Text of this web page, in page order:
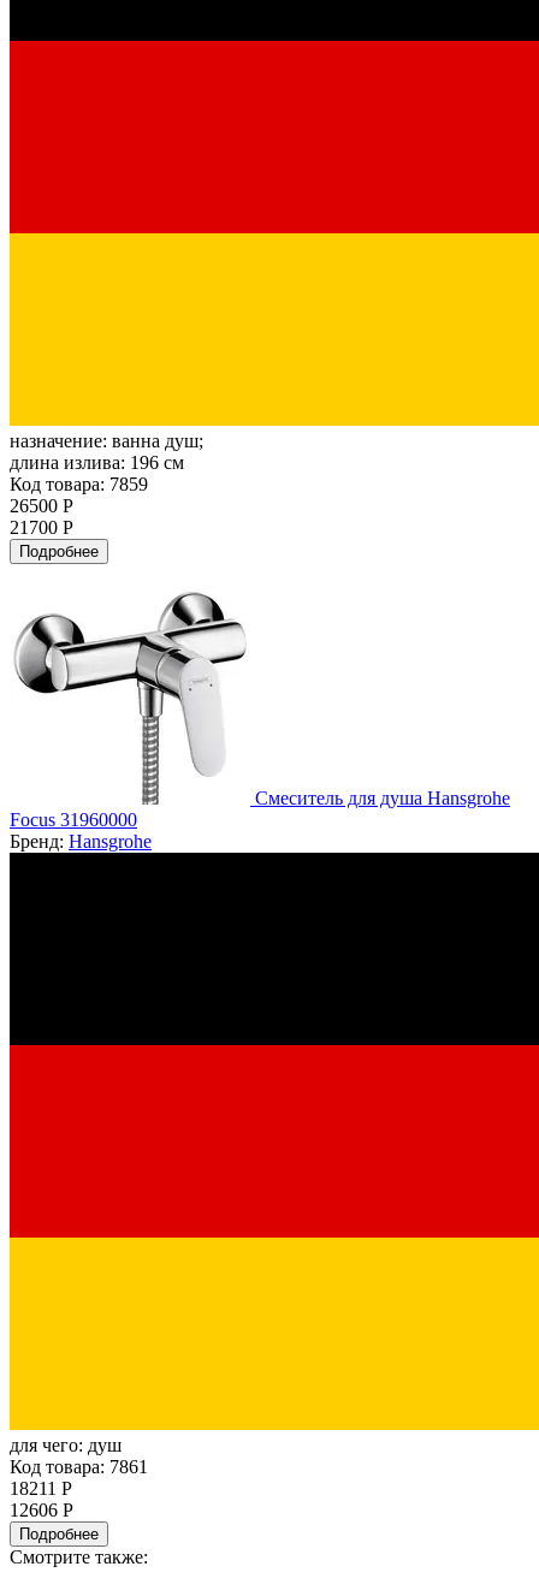
назначение: ванна душ;
длина излива: 196 см
Код товара: 7859
26500 Р
21700 Р
Подробнее
Смеситель для душа Hansgrohe
Focus 31960000
Бренд: Hansgrohe
для чего: душ
Код товара: 7861
18211 Р
12606 Р
Подробнее
Смотрите также: